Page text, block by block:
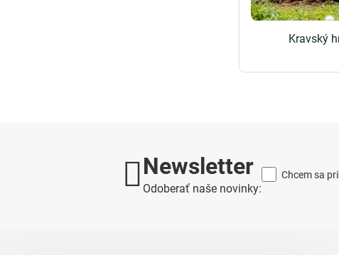
Kravský
Newsletter
Odoberať naše novinky:
Chcem sa